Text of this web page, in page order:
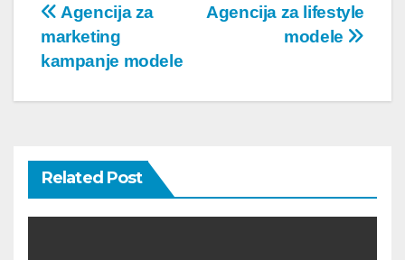
Post
navigation
Agencija za lifestyle
modele
Agencija za
marketing
kampanje modele
Related Post